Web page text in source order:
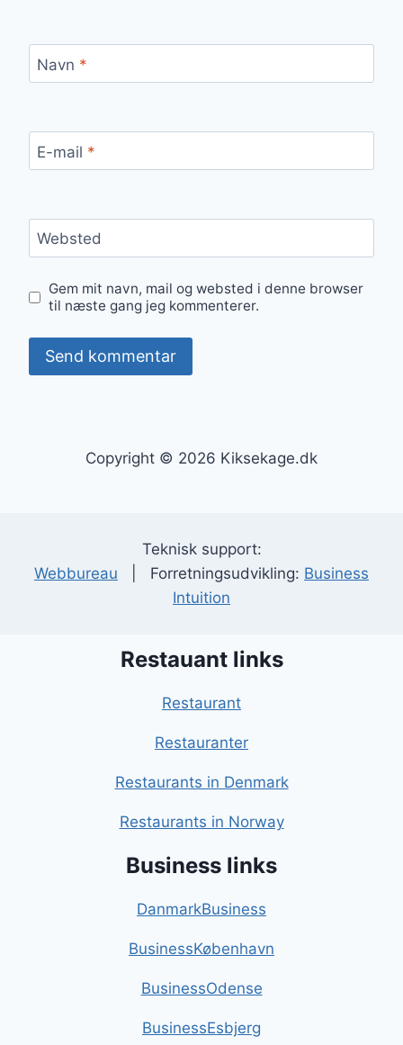
Navn *
E-mail *
Websted
Gem mit navn, mail og websted i denne browser
til næste gang jeg kommenterer.
Copyright © 2026 Kiksekage.dk
Teknisk support:
Webbureau | Forretningsudvikling: Business
Intuition
Restauant links
Restaurant
Restauranter
Restaurants in Denmark
Restaurants in Norway
Business links
DanmarkBusiness
BusinessKøbenhavn
BusinessOdense
BusinessEsbjerg